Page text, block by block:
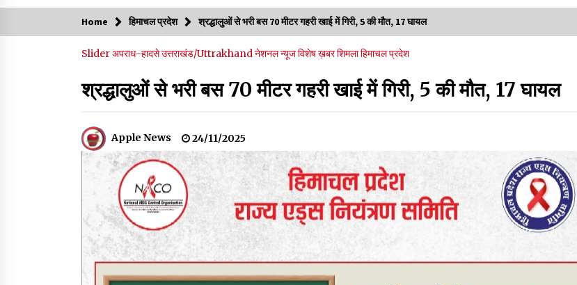
विदाई के साथ सम्पन्न
09/08/2026
सुक्खू का गवर्नेंस मॉडल केवल ‘तालाबंदी’ पर आधारित-
जयराम ठाकुर
09/08/2026
5 किलो अफीम डोडा/पोस्त बरामदगी मामले में कुल्लू सैंज से
मुख्य सप्लायर गिरफ्तार
09/08/2026
हिमाचल सरकार मछुआरों को नावों और मछली पकड़ने के
उपकरणों पर डे रही 70 से 90% तक सब्सिडी
08/08/2026
चंबा के बैरागढ़ में दर्दनाक बस हादसा, 7 की मौत, 11 घायल,
Home हिमाचल प्रदेश श्रद्धालुओं से भरी बस 70 मीटर गहरी खाई में गिरी, 5 की मौत, 17 घायल
Sliderअपराध-हादसेउत्तराखंड/Uttrakhandनेशनल न्यूजविशेष ख़बरशिमलाहिमाचल प्रदेश
श्रद्धालुओं से भरी बस 70 मीटर गहरी खाई में गिरी, 5 की मौत, 17 घायल
Apple News 24/11/2025